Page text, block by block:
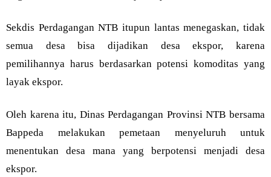
Sekdis Perdagangan NTB itupun lantas menegaskan, tidak
semua desa bisa dijadikan desa ekspor, karena
pemilihannya harus berdasarkan potensi komoditas yang
layak ekspor.
Oleh karena itu, Dinas Perdagangan Provinsi NTB bersama
Bappeda melakukan pemetaan menyeluruh untuk
menentukan desa mana yang berpotensi menjadi desa
ekspor.